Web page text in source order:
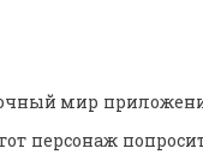
мир
персонаж